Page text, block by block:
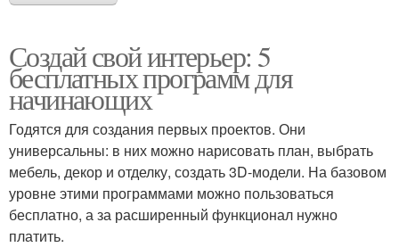
Создай свой интерьер: 5
бесплатных программ для
начинающих
Годятся для создания первых проектов. Они
универсальны: в них можно нарисовать план, выбрать
мебель, декор и отделку, создать 3D-модели. На базовом
уровне этими программами можно пользоваться
бесплатно, а за расширенный функционал нужно
платить.